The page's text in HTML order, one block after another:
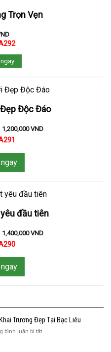
Trọn Vẹn
Độc Đáo
1,200,000VND
đầu tiên
1,400,000VND
Trương Đẹp Tại Bạc Liêu
bình luận bị tắtở